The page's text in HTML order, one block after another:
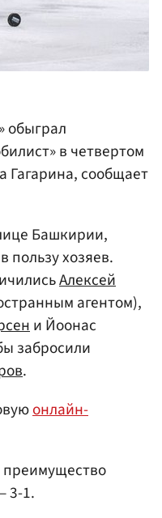
обыграл
в четвертом
Гагарина, сообщает
Башкирии,
пользу хозяев.
Алексей
агентом),
и Йоонас
забросили
.
онлайн-
преимущество
3-1.